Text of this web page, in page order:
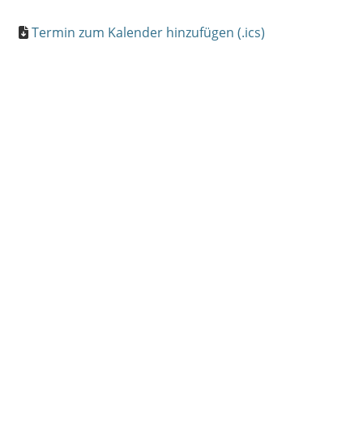
Termin zum Kalender hinzufügen (.ics)